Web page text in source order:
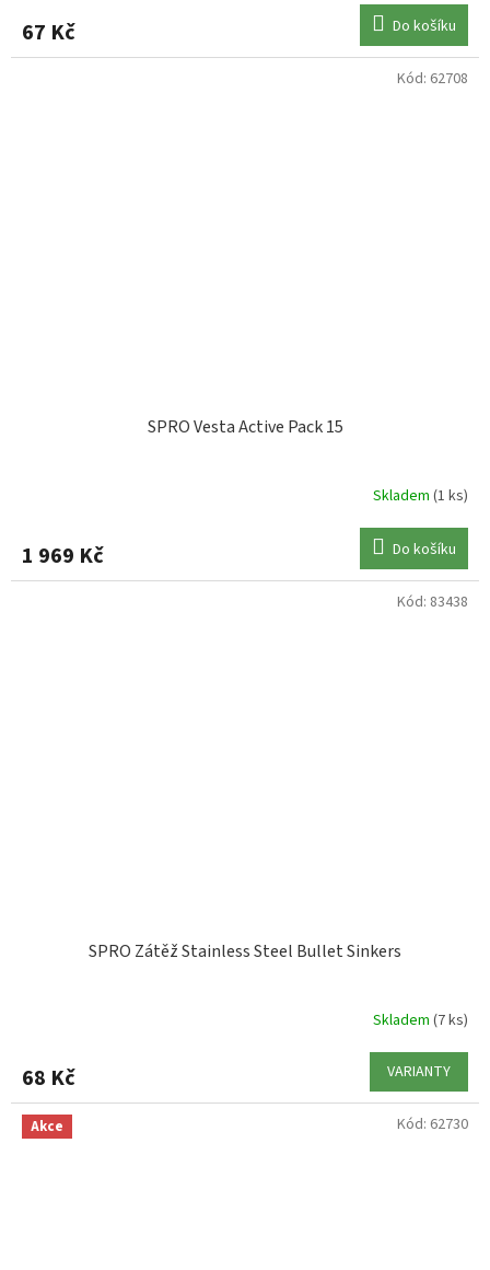
67 Kč Do košíku
SPRO Vesta Active Pack 15
Skladem (1 ks)
1 969 Kč Do košíku
Kód: 62708
SPRO Zátěž Stainless Steel Bullet Sinkers
Skladem (7 ks)
68 Kč VARIANTY
Kód: 83438
Akce Kód: 62730